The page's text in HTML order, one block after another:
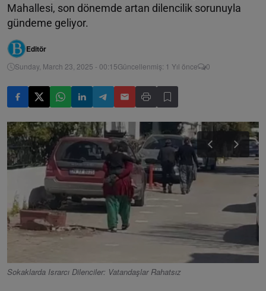
Mahallesi, son dönemde artan dilencilik sorunuyla
gündeme geliyor.
Editör
Sunday, March 23, 2025 - 00:15Güncellenmiş: 1 Yıl önce 0
Sokaklarda Israrcı Dilenciler: Vatandaşlar Rahatsız